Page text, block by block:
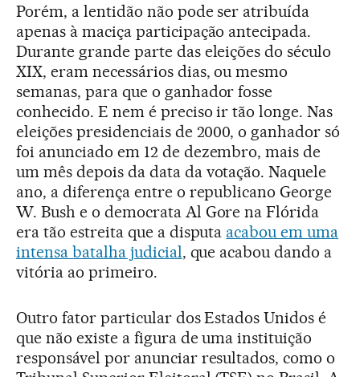
Porém, a lentidão não pode ser atribuída
apenas à maciça participação antecipada.
Durante grande parte das eleições do século
XIX, eram necessários dias, ou mesmo
semanas, para que o ganhador fosse
conhecido. E nem é preciso ir tão longe. Nas
eleições presidenciais de 2000, o ganhador só
foi anunciado em 12 de dezembro, mais de
um mês depois da data da votação. Naquele
ano, a diferença entre o republicano George
W. Bush e o democrata Al Gore na Flórida
era tão estreita que a disputa acabou em uma
intensa batalha judicial, que acabou dando a
vitória ao primeiro.
Outro fator particular dos Estados Unidos é
que não existe a figura de uma instituição
responsável por anunciar resultados, como o